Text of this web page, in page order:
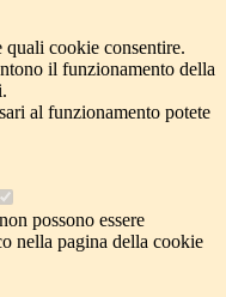
quali cookie consentire.
il funzionamento della
al funzionamento potete
possono essere
nella pagina della cookie